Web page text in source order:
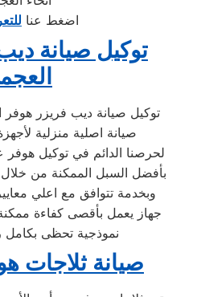
اضغط عنا
توكيل صيانة
صيانة اصلية منزلية
لحرصنا الدائم في توكيل
بأفضل السبل الممكنة من خلال
وبخدمة تتوافق مع اعلي
جهاز يعمل بأقصى كفاءة
نموذجية تحظى بكامل
صيانة ثلاجات